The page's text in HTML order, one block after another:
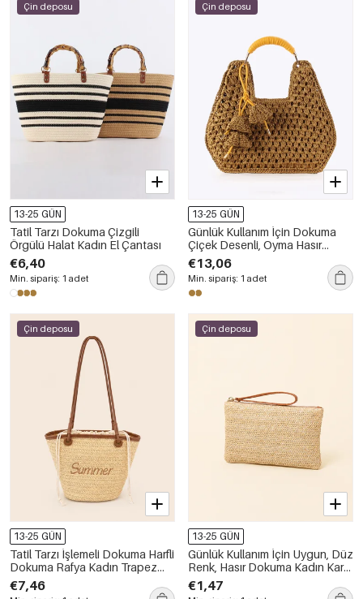
Çin deposu
13-25 GÜN
Tatil Tarzı Dokuma Çizgili
Örgülü Halat Kadın El Çantası
€6,40
Min. sipariş: 1 adet
Çin deposu
13-25 GÜN
Günlük Kullanım İçin Dokuma
Çiçek Desenli, Oyma Hasır
Kadın Trapez Çanta
€13,06
Min. sipariş: 1 adet
Çin deposu
13-25 GÜN
Tatil Tarzı İşlemeli Dokuma Harfli
Dokuma Rafya Kadın Trapez
Çanta
€7,46
Çin deposu
13-25 GÜN
Günlük Kullanım İçin Uygun, Düz
Renk, Hasır Dokuma Kadın Kare
Çanta
€1,47